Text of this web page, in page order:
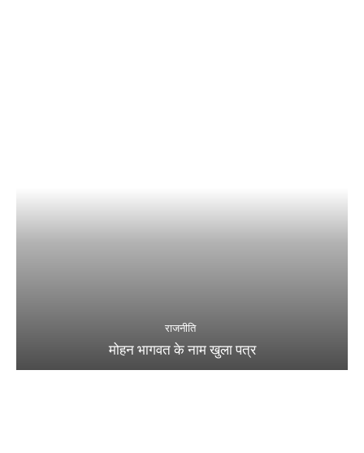
राजनीति
मोहन भागवत के नाम खुला पत्र